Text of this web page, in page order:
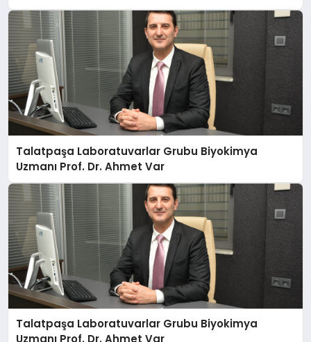
Anlatıyor
Talatpaşa Laboratuvarlar Grubu Biyokimya
Uzmanı Prof. Dr. Ahmet Var
Talatpaşa Laboratuvarlar Grubu Biyokimya
Uzmanı Prof. Dr. Ahmet Var